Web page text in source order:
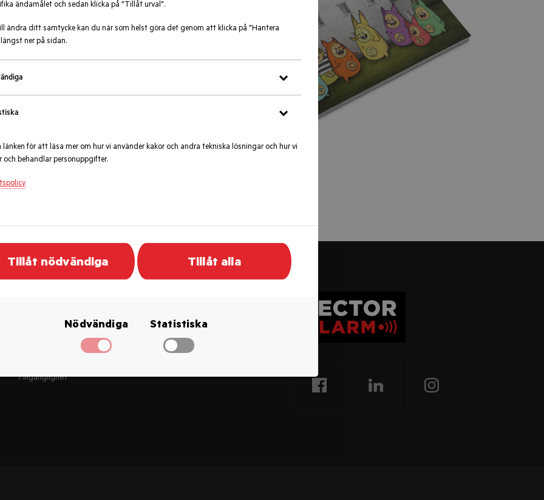
glömmer att brandöva i
en tryggare vardag och har tagit
till att brandöva hemma.
ändamålet och sedan klicka på "Tillåt urval".
ändra ditt samtycke kan du när som helst göra det genom att klicka på "Hantera
ner på sidan.
länken för att läsa mer om hur vi använder kakor och andra tekniska lösningar och hur vi
och behandlar personuppgifter.
Tillåt nödvändiga Tillåt alla
Nödvändiga Statistiska
Tillgänglighet
Brandsäkerhet
Personsäkerhet
Tillbehör larmsystem